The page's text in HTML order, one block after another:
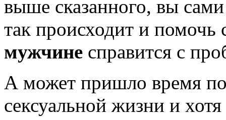
выше сказанного, вы
так происходит и
мужчине справится с
А может пришло время
сексуальной жизни и